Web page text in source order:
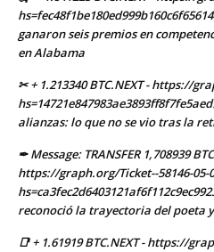
ganaron seis premios en
en Alabama
✂ + 1.213340 BTC.NEXT - https://
alianzas: lo que no se vio tras la
✒ Message: TRANSFER 1,708939
https://graph.org/Ticket--58146-05-
reconoció la trayectoria del poeta
📑 + 1.61919 BTC.NEXT - https://